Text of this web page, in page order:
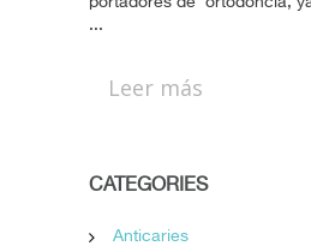
...
Leer más
CATEGORIES
Anticaries